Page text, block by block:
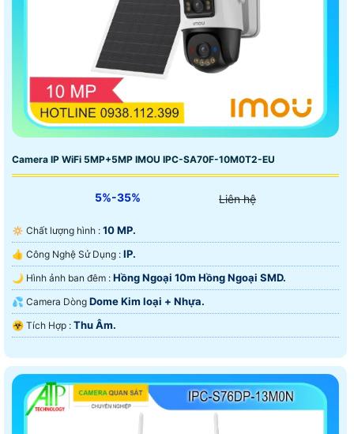
Camera IP WiFi 5MP+5MP IMOU IPC-SA70F-10M0T2-EU
5%-35% Liên hệ
🔅 Chất lượng hình : 10 MP.
👍 Công Nghệ Sử Dụng : IP.
🌙 Hình ảnh ban đêm : Hồng Ngoại 10m Hồng Ngoại SMD.
💦 Camera Dòng Dome Kim loại + Nhựa.
️☣️ Tích Hợp : Thu Âm.